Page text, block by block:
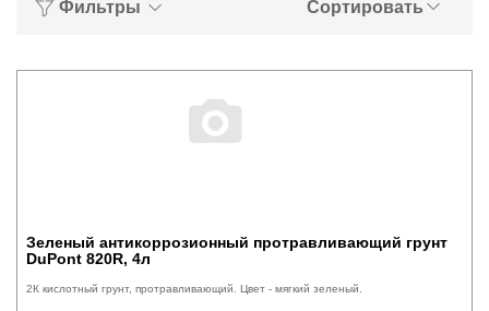
Фильтры Сортировать
Зеленый антикоррозионный протравливающий грунт
DuPont 820R, 4л
2К кислотный грунт, протравливающий. Цвет - мягкий зеленый.